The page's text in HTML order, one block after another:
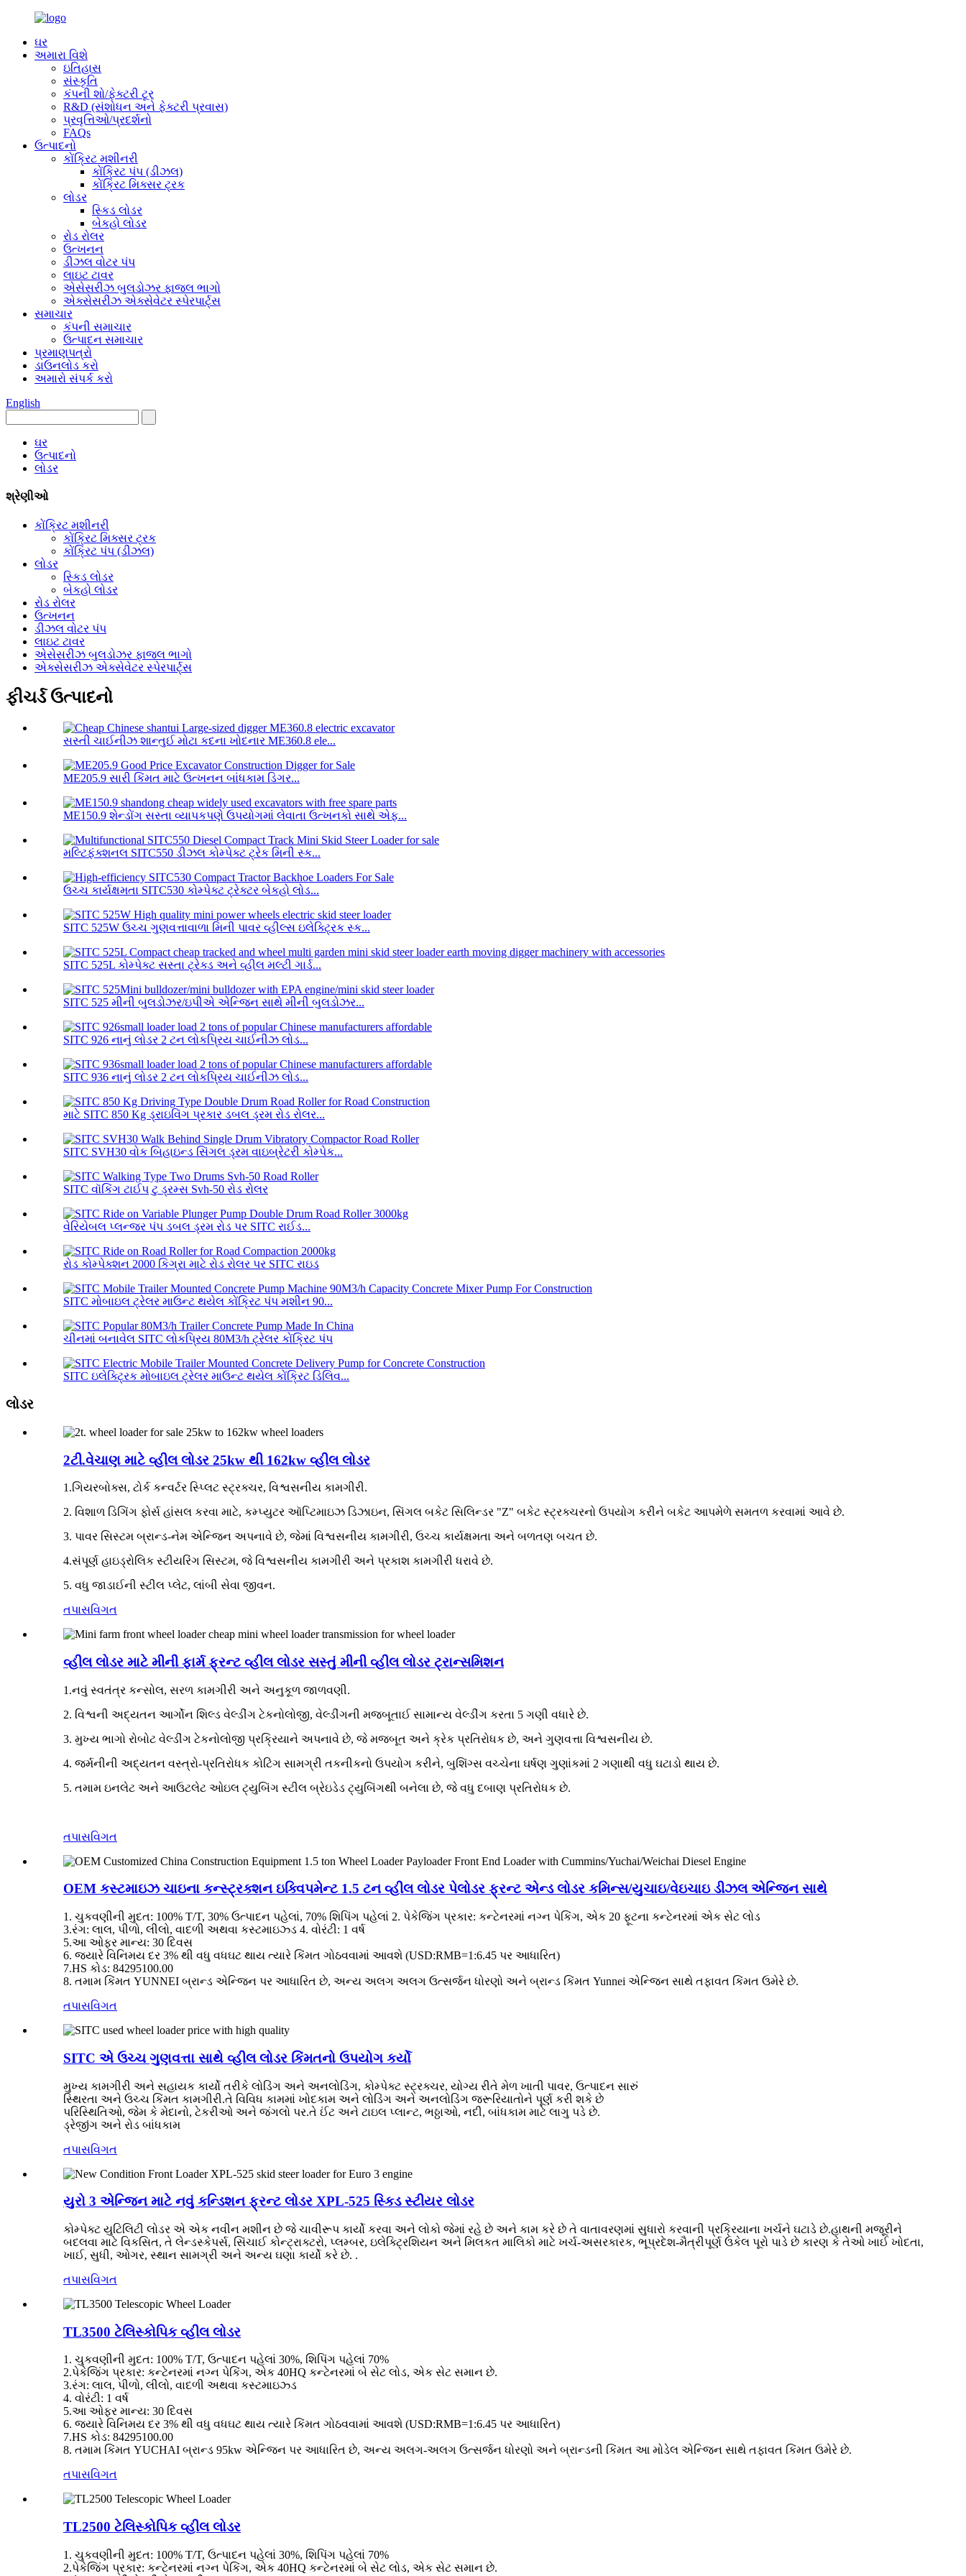
ઘર
અમારા વિશે
ઇતિહાસ
સંસ્કૃતિ
કંપની શો/ફેક્ટરી ટૂર
R&D (સંશોધન અને ફેક્ટરી પ્રવાસ)
પ્રવૃત્તિઓ/પ્રદર્શનો
FAQs
ઉત્પાદનો
કોંક્રિટ મશીનરી
કોંક્રિટ પંપ (ડીઝલ)
કોંક્રિટ મિક્સર ટ્રક
લોડર
સ્કિડ લોડર
બેકહો લોડર
રોડ રોલર
ઉત્ખનન
ડીઝલ વોટર પંપ
લાઇટ ટાવર
એસેસરીઝ બુલડોઝર ફાજલ ભાગો
એક્સેસરીઝ એક્સેવેટર સ્પેરપાર્ટ્સ
સમાચાર
કંપની સમાચાર
ઉત્પાદન સમાચાર
પ્રમાણપત્રો
ડાઉનલોડ કરો
અમારો સંપર્ક કરો
English
ઘર
ઉત્પાદનો
લોડર
શ્રેણીઓ
કોંક્રિટ મશીનરી
કોંક્રિટ મિક્સર ટ્રક
કોંક્રિટ પંપ (ડીઝલ)
લોડર
સ્કિડ લોડર
બેકહો લોડર
રોડ રોલર
ઉત્ખનન
ડીઝલ વોટર પંપ
લાઇટ ટાવર
એસેસરીઝ બુલડોઝર ફાજલ ભાગો
એક્સેસરીઝ એક્સેવેટર સ્પેરપાર્ટ્સ
ફીચર્ડ ઉત્પાદનો
સસ્તી ચાઈનીઝ શાન્તુઈ મોટા કદના ખોદનાર ME360.8 ele...
ME205.9 સારી કિંમત માટે ઉત્ખનન બાંધકામ ડિગર...
ME150.9 શેન્ડોંગ સસ્તા વ્યાપકપણે ઉપયોગમાં લેવાતા ઉત્ખનકો સાથે એફ...
મલ્ટિફંક્શનલ SITC550 ડીઝલ કોમ્પેક્ટ ટ્રેક મિની સ્ક...
ઉચ્ચ કાર્યક્ષમતા SITC530 કોમ્પેક્ટ ટ્રેક્ટર બેકહો લોડ...
SITC 525W ઉચ્ચ ગુણવત્તાવાળા મિની પાવર વ્હીલ્સ ઇલેક્ટ્રિક સ્ક...
SITC 525L કોમ્પેક્ટ સસ્તા ટ્રેક્ડ અને વ્હીલ મલ્ટી ગાર્ડ...
SITC 525 મીની બુલડોઝર/ઇપીએ એન્જિન સાથે મીની બુલડોઝર...
SITC 926 નાનું લોડર 2 ટન લોકપ્રિય ચાઈનીઝ લોડ...
SITC 936 નાનું લોડર 2 ટન લોકપ્રિય ચાઈનીઝ લોડ...
માટે SITC 850 Kg ડ્રાઇવિંગ પ્રકાર ડબલ ડ્રમ રોડ રોલર...
SITC SVH30 વોક બિહાઇન્ડ સિંગલ ડ્રમ વાઇબ્રેટરી કોમ્પેક...
SITC વૉકિંગ ટાઈપ ટુ ડ્રમ્સ Svh-50 રોડ રોલર
વેરિયેબલ પ્લન્જર પંપ ડબલ ડ્રમ રોડ પર SITC રાઈડ...
રોડ કોમ્પેક્શન 2000 કિગ્રા માટે રોડ રોલર પર SITC રાઇડ
SITC મોબાઇલ ટ્રેલર માઉન્ટ થયેલ કોંક્રિટ પંપ મશીન 90...
ચીનમાં બનાવેલ SITC લોકપ્રિય 80M3/h ટ્રેલર કોંક્રિટ પંપ
SITC ઇલેક્ટ્રિક મોબાઇલ ટ્રેલર માઉન્ટ થયેલ કોંક્રિટ ડિલિવ...
લોડર
2ટી.વેચાણ માટે વ્હીલ લોડર 25kw થી 162kw વ્હીલ લોડર
1.ગિયરબોક્સ, ટોર્ક કન્વર્ટર સ્પ્લિટ સ્ટ્રક્ચર, વિશ્વસનીય કામગીરી.
2. વિશાળ ડિગિંગ ફોર્સ હાંસલ કરવા માટે, કમ્પ્યુટર ઑપ્ટિમાઇઝ ડિઝાઇન, સિંગલ બકેટ સિલિન્ડર "Z" બકેટ સ્ટ્રક્ચરનો ઉપયોગ કરીને બકેટ આપમેળે સમતળ કરવામાં આવે છે.
3. પાવર સિસ્ટમ બ્રાન્ડ-નેમ એન્જિન અપનાવે છે, જેમાં વિશ્વસનીય કામગીરી, ઉચ્ચ કાર્યક્ષમતા અને બળતણ બચત છે.
4.સંપૂર્ણ હાઇડ્રોલિક સ્ટીયરિંગ સિસ્ટમ, જે વિશ્વસનીય કામગીરી અને પ્રકાશ કામગીરી ધરાવે છે.
5. વધુ જાડાઈની સ્ટીલ પ્લેટ, લાંબી સેવા જીવન.
તપાસવિગત
વ્હીલ લોડર માટે મીની ફાર્મ ફ્રન્ટ વ્હીલ લોડર સસ્તું મીની વ્હીલ લોડર ટ્રાન્સમિશન
1.નવું સ્વતંત્ર કન્સોલ, સરળ કામગીરી અને અનુકૂળ જાળવણી.
2. વિશ્વની અદ્યતન આર્ગોન શિલ્ડ વેલ્ડીંગ ટેકનોલોજી, વેલ્ડીંગની મજબૂતાઈ સામાન્ય વેલ્ડીંગ કરતા 5 ગણી વધારે છે.
3. મુખ્ય ભાગો રોબોટ વેલ્ડીંગ ટેકનોલોજી પ્રક્રિયાને અપનાવે છે, જે મજબૂત અને ક્રેક પ્રતિરોધક છે, અને ગુણવત્તા વિશ્વસનીય છે.
4. જર્મનીની અદ્યતન વસ્ત્રો-પ્રતિરોધક કોટિંગ સામગ્રી તકનીકનો ઉપયોગ કરીને, બુશિંગ્સ વચ્ચેના ઘર્ષણ ગુણાંકમાં 2 ગણાથી વધુ ઘટાડો થાય છે.
5. તમામ ઇનલેટ અને આઉટલેટ ઓઇલ ટ્યુબિંગ સ્ટીલ બ્રેઇડેડ ટ્યુબિંગથી બનેલા છે, જે વધુ દબાણ પ્રતિરોધક છે.
તપાસવિગત
OEM કસ્ટમાઇઝ ચાઇના કન્સ્ટ્રક્શન ઇક્વિપમેન્ટ 1.5 ટન વ્હીલ લોડર પેલોડર ફ્રન્ટ એન્ડ લોડર કમિન્સ/યુચાઇ/વેઇચાઇ ડીઝલ એન્જિન સાથે
1. ચુકવણીની મુદત: 100% T/T, 30% ઉત્પાદન પહેલાં, 70% શિપિંગ પહેલાં 2. પેકેજિંગ પ્રકાર: કન્ટેનરમાં નગ્ન પેકિંગ, એક 20 ફૂટના કન્ટેનરમાં એક સેટ લોડ
3.રંગ: લાલ, પીળો, લીલો, વાદળી અથવા કસ્ટમાઇઝ્ડ 4. વોરંટી: 1 વર્ષ
5.આ ઓફર માન્ય: 30 દિવસ
6. જ્યારે વિનિમય દર 3% થી વધુ વધઘટ થાય ત્યારે કિંમત ગોઠવવામાં આવશે (USD:RMB=1:6.45 પર આધારિત)
7.HS કોડ: 84295100.00
8. તમામ કિંમત YUNNEI બ્રાન્ડ એન્જિન પર આધારિત છે, અન્ય અલગ અલગ ઉત્સર્જન ધોરણો અને બ્રાન્ડ કિંમત Yunnei એન્જિન સાથે તફાવત કિંમત ઉમેરે છે.
તપાસવિગત
SITC એ ઉચ્ચ ગુણવત્તા સાથે વ્હીલ લોડર કિંમતનો ઉપયોગ કર્યો
મુખ્ય કામગીરી અને સહાયક કાર્યો તરીકે લોડિંગ અને અનલોડિંગ, કોમ્પેક્ટ સ્ટ્રક્ચર, યોગ્ય રીતે મેળ ખાતી પાવર, ઉત્પાદન સારું
સ્થિરતા અને ઉચ્ચ કિંમત કામગીરી.તે વિવિધ કામમાં ખોદકામ અને લોડિંગ અને અનલોડિંગ જરૂરિયાતોને પૂર્ણ કરી શકે છે
પરિસ્થિતિઓ, જેમ કે મેદાનો, ટેકરીઓ અને જંગલો પર.તે ઈંટ અને ટાઇલ પ્લાન્ટ, ભઠ્ઠાઓ, નદી, બાંધકામ માટે લાગુ પડે છે.
ડ્રેજીંગ અને રોડ બાંધકામ
તપાસવિગત
યુરો 3 એન્જિન માટે નવું કન્ડિશન ફ્રન્ટ લોડર XPL-525 સ્કિડ સ્ટીયર લોડર
કોમ્પેક્ટ યુટિલિટી લોડર એ એક નવીન મશીન છે જે ચાવીરૂપ કાર્યો કરવા અને લોકો જેમાં રહે છે અને કામ કરે છે તે વાતાવરણમાં સુધારો કરવાની પ્રક્રિયાના ખર્ચને ઘટાડે છે.હાથની મજૂરીને
બદલવા માટે વિકસિત, તે લેન્ડસ્કેપર્સ, સિંચાઈ કોન્ટ્રાક્ટરો, પ્લમ્બર, ઇલેક્ટ્રિશિયન અને મિલકત માલિકો માટે ખર્ચ-અસરકારક, ભૂપ્રદેશ-મૈત્રીપૂર્ણ ઉકેલ પૂરો પાડે છે કારણ કે તેઓ ખાઈ ખોદતા,
ખાઈ, સુધી, ઓગર, સ્થાન સામગ્રી અને અન્ય ઘણા કાર્યો કરે છે. .
તપાસવિગત
TL3500 ટેલિસ્કોપિક વ્હીલ લોડર
1. ચુકવણીની મુદત: 100% T/T, ઉત્પાદન પહેલાં 30%, શિપિંગ પહેલાં 70%
2.પેકેજિંગ પ્રકાર: કન્ટેનરમાં નગ્ન પેકિંગ, એક 40HQ કન્ટેનરમાં બે સેટ લોડ, એક સેટ સમાન છે.
3.રંગ: લાલ, પીળો, લીલો, વાદળી અથવા કસ્ટમાઇઝ્ડ
4. વોરંટી: 1 વર્ષ
5.આ ઓફર માન્ય: 30 દિવસ
6. જ્યારે વિનિમય દર 3% થી વધુ વધઘટ થાય ત્યારે કિંમત ગોઠવવામાં આવશે (USD:RMB=1:6.45 પર આધારિત)
7.HS કોડ: 84295100.00
8. તમામ કિંમત YUCHAI બ્રાન્ડ 95kw એન્જિન પર આધારિત છે, અન્ય અલગ-અલગ ઉત્સર્જન ધોરણો અને બ્રાન્ડની કિંમત આ મોડેલ એન્જિન સાથે તફાવત કિંમત ઉમેરે છે.
તપાસવિગત
TL2500 ટેલિસ્કોપિક વ્હીલ લોડર
1. ચુકવણીની મુદત: 100% T/T, ઉત્પાદન પહેલાં 30%, શિપિંગ પહેલાં 70%
2.પેકેજિંગ પ્રકાર: કન્ટેનરમાં નગ્ન પેકિંગ, એક 40HQ કન્ટેનરમાં બે સેટ લોડ, એક સેટ સમાન છે.